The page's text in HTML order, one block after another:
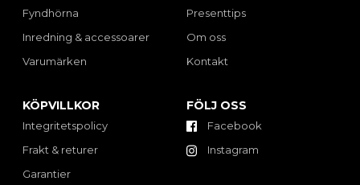
Fyndhörna
Inredning & accessoarer
Varumärken
Presenttips
Om oss
Kontakt
KÖPVILLKOR
Integritetspolicy
Frakt & returer
Garantier
FÖLJ OSS
Facebook
Instagram